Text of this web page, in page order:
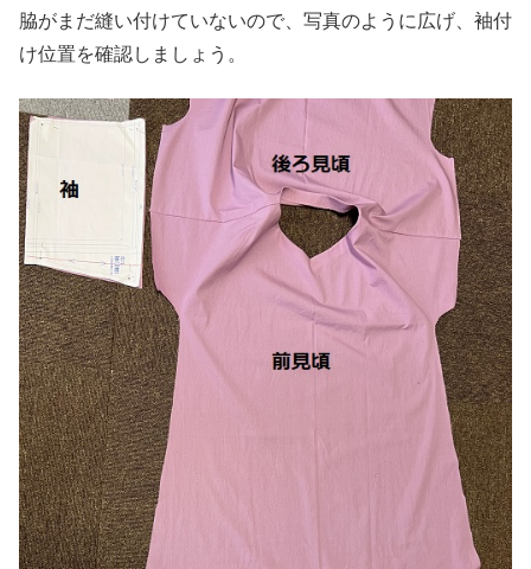
脇がまだ縫い付けていないので、写真のように広げ、袖付
け位置を確認しましょう。